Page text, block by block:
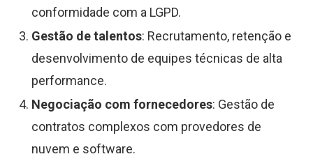
conformidade com a LGPD.
Gestão de talentos: Recrutamento, retenção e
desenvolvimento de equipes técnicas de alta
performance.
Negociação com fornecedores: Gestão de
contratos complexos com provedores de
nuvem e software.